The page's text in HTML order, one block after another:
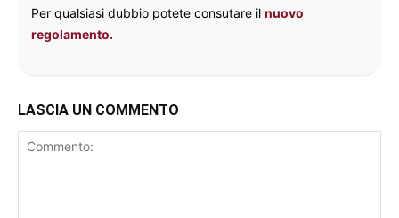
Per qualsiasi dubbio potete consutare il nuovo
regolamento.
LASCIA UN COMMENTO